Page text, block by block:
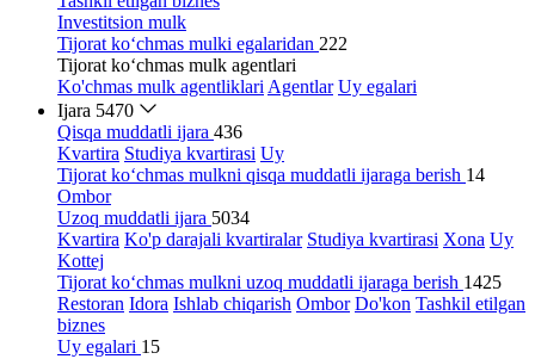
Investitsion mulk
Tijorat ko‘chmas mulki egalaridan 222
Tijorat ko‘chmas mulk agentlari
Ko'chmas mulk agentliklari Agentlar Uy egalari
Ijara 5470
Qisqa muddatli ijara 436
Kvartira Studiya kvartirasi Uy
Tijorat ko‘chmas mulkni qisqa muddatli ijaraga berish 14
Ombor
Uzoq muddatli ijara 5034
Kvartira Ko'p darajali kvartiralar Studiya kvartirasi Xona Uy
Kottej
Tijorat ko‘chmas mulkni uzoq muddatli ijaraga berish 1425
Restoran Idora Ishlab chiqarish Ombor Do'kon Tashkil etilgan
biznes
Uy egalari 15